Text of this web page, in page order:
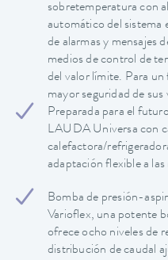
sobretemperatura con
automático del sistema
de alarmas y mensajes
medios de control de
del valor límite. Para
mayor seguridad de sus
Preparada para el
LAUDA Universa con
calefactora/
adaptación flexible a
Bomba de presión-
Varioflex, una potente
ofrece ocho niveles de
distribución de caudal